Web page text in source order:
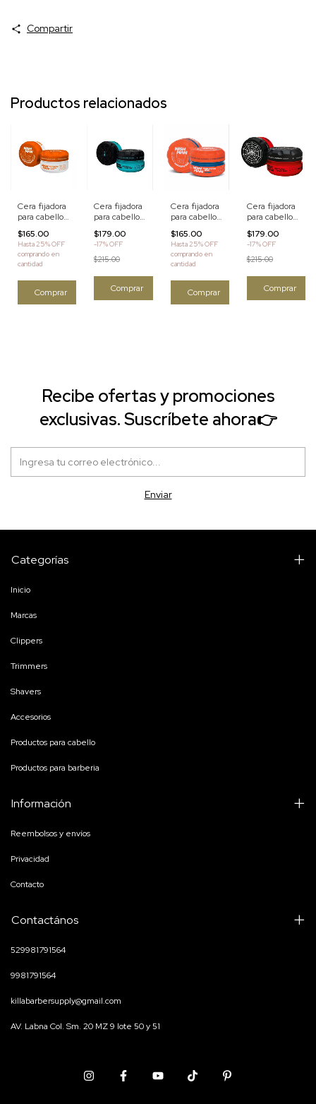
Compartir
Productos relacionados
Cera fijadora
para cabello
Sport B2
150ML
$165.00
Hasta 25% OFF
comprando en
cantidad
Cera fijadora
para cabello
Spider Wax
S3 150ML
$179.00
-17%OFF
$215.00
Cera fijadora
para cabello
Sport 02
150ML
$165.00
Hasta 25% OFF
comprando en
cantidad
Cera fijadora
para cabello
Spider Wax
S6 150ML
$179.00
-17%OFF
$215.00
Recibe ofertas y promociones
exclusivas. Suscríbete ahora👉
Categorías
Inicio
Marcas
Clippers
Trimmers
Shavers
Accesorios
Productos para cabello
Productos para barberia
Información
Reembolsos y envíos
Privacidad
Contacto
Contactános
529981791564
9981791564
killabarbersupply@gmail.com
AV. Labna Col. Sm. 20 MZ 9 lote 50 y 51